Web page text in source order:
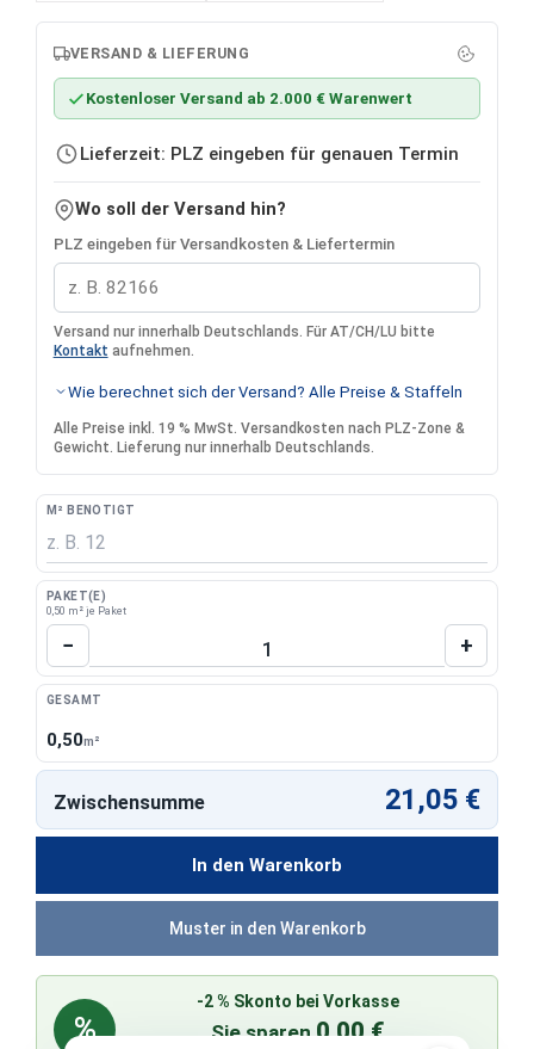
VERSAND & LIEFERUNG
Kostenloser Versand ab 2.000 € Warenwert
Lieferzeit: PLZ eingeben für genauen Termin
Wo soll der Versand hin?
PLZ eingeben für Versandkosten & Liefertermin
Versand nur innerhalb Deutschlands. Für AT/CH/LU bitte
Kontakt aufnehmen.
Wie berechnet sich der Versand? Alle Preise & Staffeln
Alle Preise inkl. 19 % MwSt. Versandkosten nach PLZ-Zone &
Gewicht. Lieferung nur innerhalb Deutschlands.
M² BENÖTIGT
PAKET(E)
0,50 m² je Paket
Produkt Anzahl: Gib den gewünschten
− +
GESAMT
0,50m²
In den Warenkorb
Zwischensumme 21,05 €
%
-2 % Skonto bei Vorkasse
Sie sparen0,00 €
Muster in den Warenkorb